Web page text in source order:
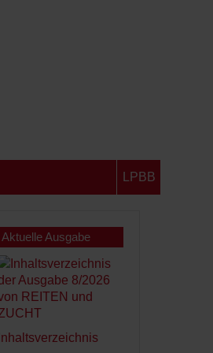
LPBB
Aktuelle Ausgabe
Inhaltsverzeichnis